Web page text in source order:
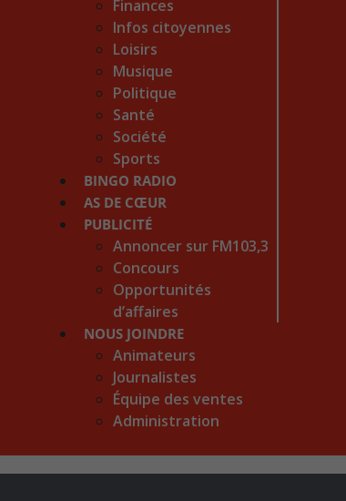
Finances
Infos citoyennes
Loisirs
Musique
Politique
Santé
Société
Sports
BINGO RADIO
AS DE CŒUR
PUBLICITÉ
Annoncer sur FM103,3
Concours
Opportunités
d’affaires
NOUS JOINDRE
Animateurs
Journalistes
Équipe des ventes
Administration